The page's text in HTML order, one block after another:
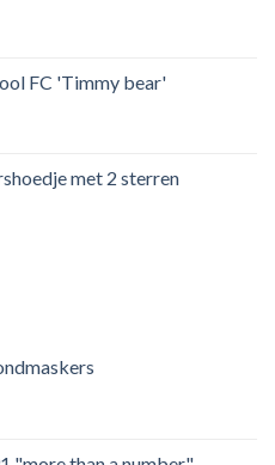
FC 'Timmy bear'
met 2 sterren